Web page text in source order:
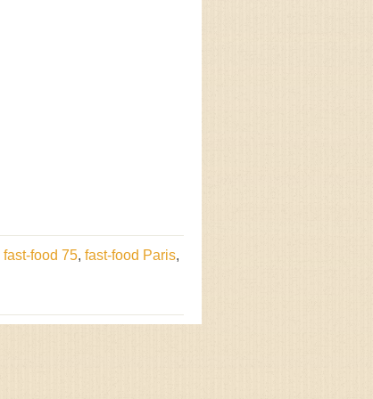
fast-food 75, fast-food Paris,